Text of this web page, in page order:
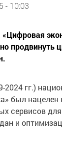
- 10:03
«Цифровая
продвинуть
2024 гг.)
был нацелен
сервисов
и